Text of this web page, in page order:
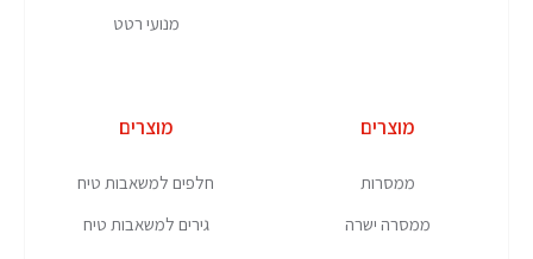
מנועי רטט
מוצרים
ממסרות
ממסרה ישרה
מוצרים
חלפים למשאבות טיח
גירים למשאבות טיח